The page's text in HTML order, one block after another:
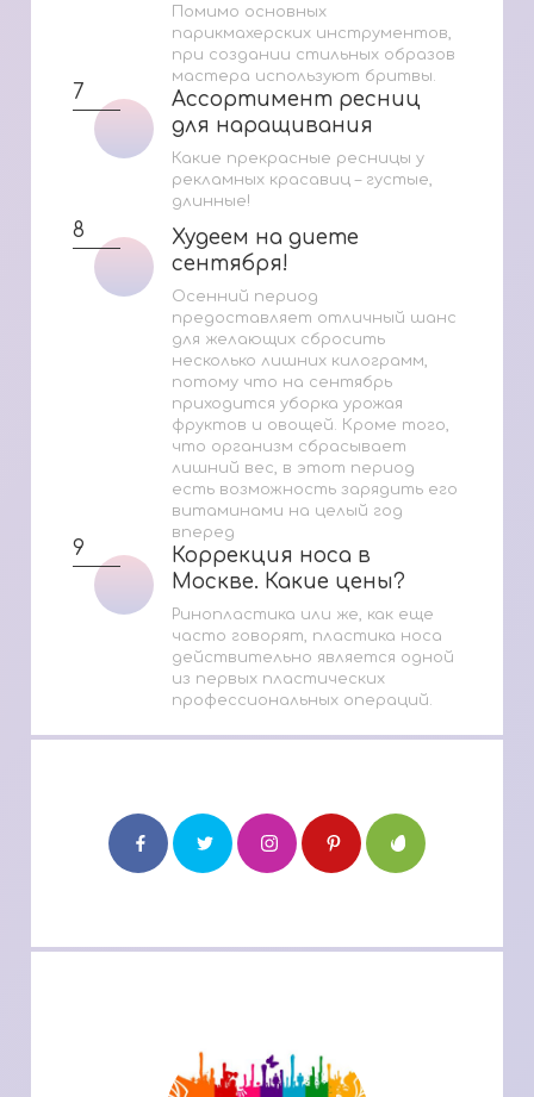
Помимо основных
парикмахерских инструментов,
при создании стильных образов
мастера используют бритвы.
7
Ассортимент ресниц
для наращивания
Ассортимент ресниц
для наращивания
Какие прекрасные ресницы у
рекламных красавиц – густые,
длинные!
8
Худеем на диете
сентября!
Худеем на диете
сентября!
Осенний период
предоставляет отличный шанс
для желающих сбросить
несколько лишних килограмм,
потому что на сентябрь
приходится уборка урожая
фруктов и овощей. Кроме того,
что организм сбрасывает
лишний вес, в этот период
есть возможность зарядить его
витаминами на целый год
вперед
9
Коррекция носа в
Москве. Какие цены?
Коррекция носа в
Москве. Какие цены?
Ринопластика или же, как еще
часто говорят, пластика носа
действительно является одной
из первых пластических
профессиональных операций.